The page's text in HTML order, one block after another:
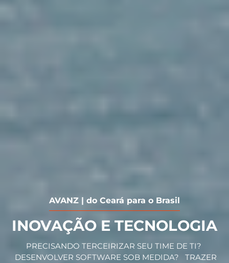
AVANZ | do Ceará para o Brasil
INOVAÇÃO E TECNOLOGIA
PRECISANDO TERCEIRIZAR SEU TIME DE TI?
DESENVOLVER SOFTWARE SOB MEDIDA? TRAZER